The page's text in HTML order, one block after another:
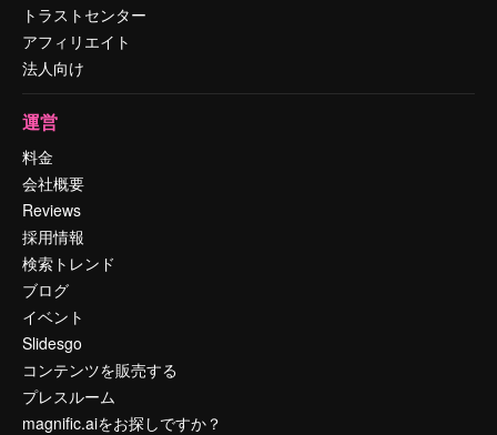
トラストセンター
アフィリエイト
法人向け
運営
料金
会社概要
Reviews
採用情報
検索トレンド
ブログ
イベント
Slidesgo
コンテンツを販売する
プレスルーム
magnific.aiをお探しですか？